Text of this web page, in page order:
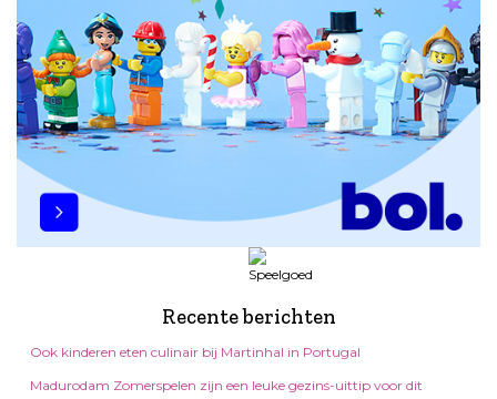
Recente berichten
Ook kinderen eten culinair bij Martinhal in Portugal
Madurodam Zomerspelen zijn een leuke gezins-uittip voor dit